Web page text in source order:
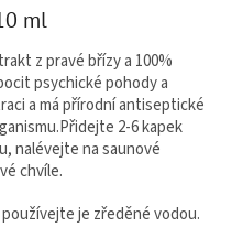
ml
z pravé břízy a 100%
psychické pohody a
a má přírodní antiseptické
Přidejte 2-6 kapek
nalévejte na saunové
chvíle.
je zředěné vodou.